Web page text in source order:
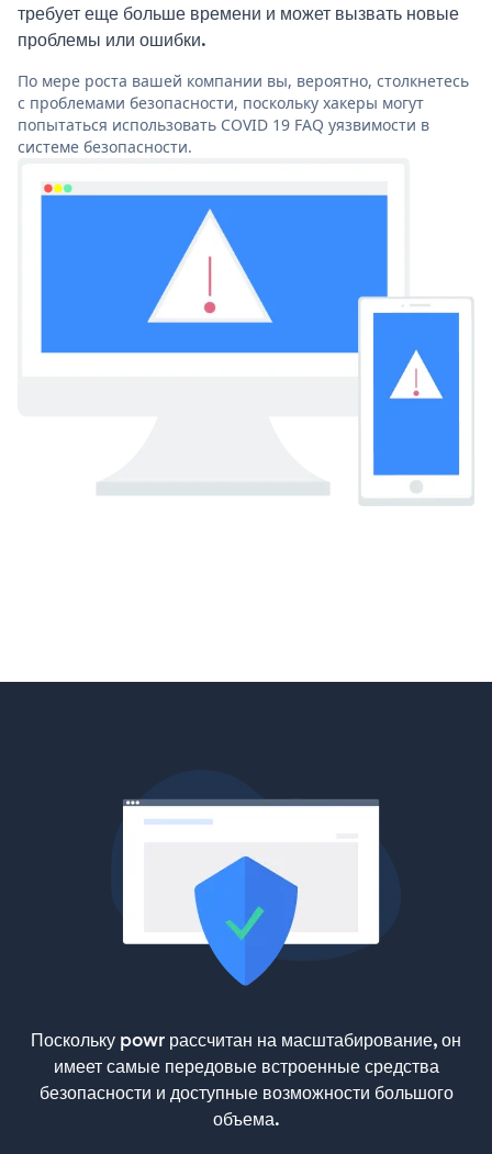
требует еще больше времени и может вызвать новые
проблемы или ошибки.
По мере роста вашей компании вы, вероятно, столкнетесь
с проблемами безопасности, поскольку хакеры могут
попытаться использовать COVID 19 FAQ уязвимости в
системе безопасности.
Поскольку powr рассчитан на масштабирование, он
имеет самые передовые встроенные средства
безопасности и доступные возможности большого
объема.